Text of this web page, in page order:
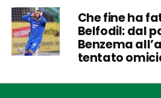
Che fine ha
Belfodil: dal
Benzema
tentato